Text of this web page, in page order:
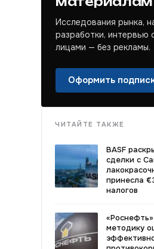
Исследования рынка,
разработки, интервью
лицами — без рекламы.
Оформить
ЧИТАЙТЕ ТАКЖЕ
BASF
сделки с
принесла
налогов
методику